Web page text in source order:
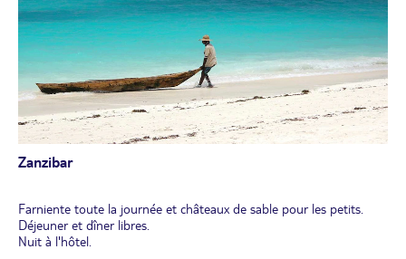
Zanzibar
Farniente toute la journée et châteaux de sable pour les petits.
Déjeuner et dîner libres.
Nuit à l'hôtel.